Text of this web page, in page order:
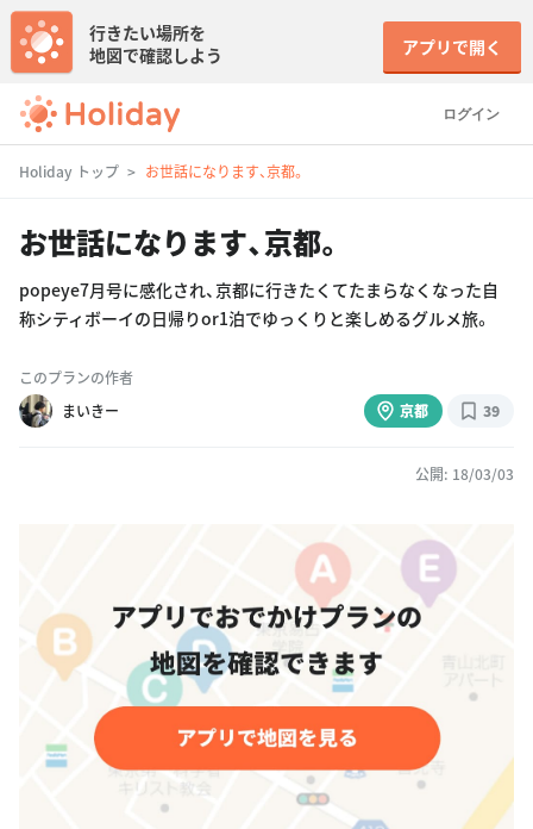
ログイン
行きたい場所を
地図で確認しよう
アプリで開く
Holiday トップ お世話になります、京都。
お世話になります、京都。
popeye7月号に感化され、京都に行きたくてたまらなくなった自
称シティボーイの日帰りor1泊でゆっくりと楽しめるグルメ旅。
このプランの作者
まいきー
京都 39
公開: 18/03/03